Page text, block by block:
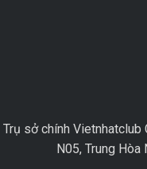
Trụ sở chính Vietnhatclub
N05, Trung Hòa